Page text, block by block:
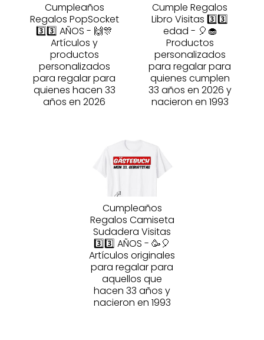
Cumpleaños
Regalos PopSocket
3️⃣3️⃣ AÑOS - 🙌🎊
Artículos y
productos
personalizados
para regalar para
quienes hacen 33
años en 2026
Cumple Regalos
Libro Visitas 3️⃣3️⃣
edad - 🎈🧁
Productos
personalizados
para regalar para
quienes cumplen
33 años en 2026 y
nacieron en 1993
Cumpleaños
Regalos Camiseta
Sudadera Visitas
3️⃣3️⃣ AÑOS - 🥳🎈
Artículos originales
para regalar para
aquellos que
hacen 33 años y
nacieron en 1993